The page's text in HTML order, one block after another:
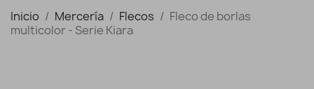
Inicio Mercería Flecos
Fleco de borlas
multicolor - Serie Kiara